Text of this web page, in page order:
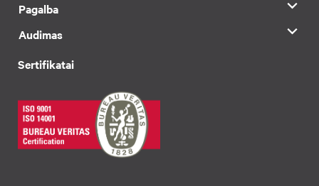
Pagalba
Audimas
Sertifikatai